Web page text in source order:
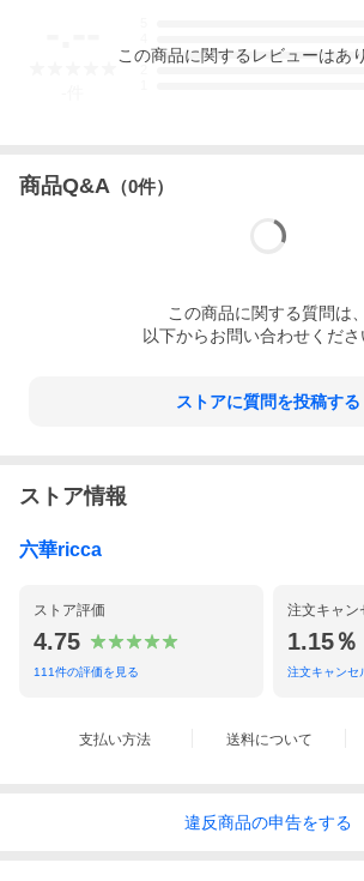
こちらは<font color="red">お取り寄せ</font>
<font color="red">
７〜１４営業日程度(店
>
※職人の都合により表示納期より遅延するこ
何卒ご了承くださいませ。
※工房へ直接、納期の問い合わせはお控えく
※表示納期期間内は進捗状況等の当店からの
〜お詫び〜
しまい
「業務に支障がでる」とお叱りを受けてしま
表示納期より遅延している場合以外は、お待
幸いです。
ご不便をおかけ致しますが、ご容赦ください
3
この商品に関するレビューはあ
商品Q&A （0件）
この商品に関する質問は、
以下からお問い合わせくださ
ストアに質問を投稿する
ストア情報
六華ricca
ストア評価
4.75
111件の評価を見る
注文キャン
1.15％
注文キャンセ
支払い方法 送料について
違反商品の申告をする